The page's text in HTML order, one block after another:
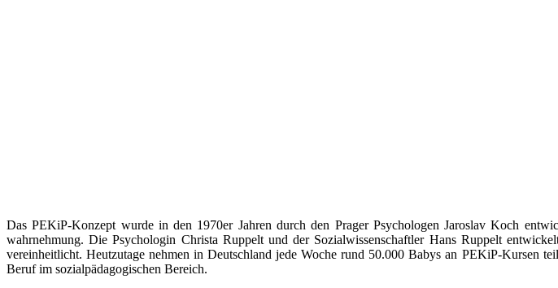
Das PEKiP-Konzept wurde in den 1970er Jahren durch den Prager Psychologen Jaroslav Koch
wahrnehmung. Die Psychologin Christa Ruppelt und der Sozialwissenschaftler Hans Ruppelt
vereinheitlicht. Heutzutage nehmen in Deutschland jede Woche rund 50.000 Babys an PEKiP-Kursen
Beruf im sozialpädagogischen Bereich.